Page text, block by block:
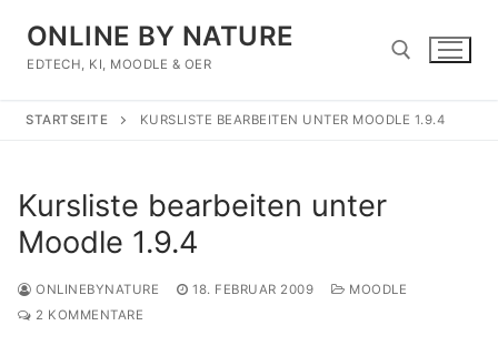
Inhalt
springen
ONLINE BY NATURE
EDTECH, KI, MOODLE & OER
STARTSEITE KURSLISTE BEARBEITEN UNTER MOODLE 1.9.4
Kursliste bearbeiten unter
Moodle 1.9.4
ONLINEBYNATURE 18. FEBRUAR 2009
MOODLE
2 KOMMENTARE